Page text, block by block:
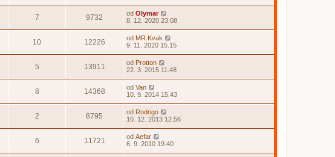
7 9732 od Olymar
8. 12. 2020 23.08
10 12226 od MR.Kvak
9. 11. 2020 15.15
5 13911 od Protton
22. 3. 2015 11.48
8 14368 od Van
10. 9. 2014 15.43
2 8795 od Rodrigo
10. 12. 2013 12.56
6 11721 od Aefar
6. 9. 2010 19.40